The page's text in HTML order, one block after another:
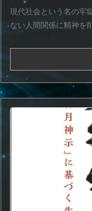
現代社会という名の牢
ない人間関係に精神を